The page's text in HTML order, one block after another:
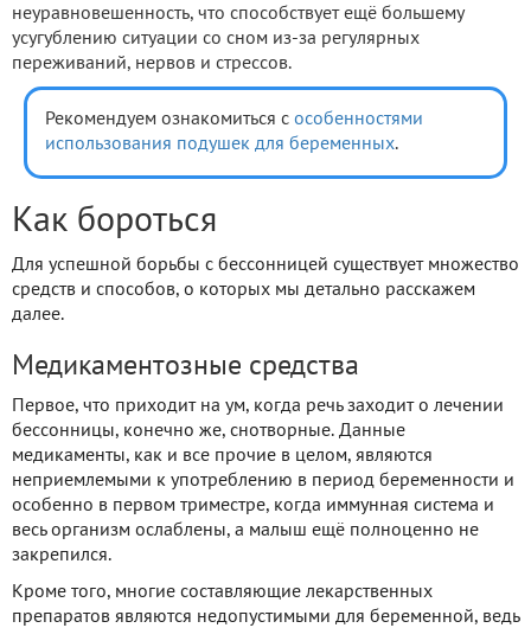
неуравновешенность, что способствует ещё большему
усугублению ситуации со сном из-за регулярных
переживаний, нервов и стрессов.
Рекомендуем ознакомиться с особенностями
использования подушек для беременных.
Как бороться
Для успешной борьбы с бессонницей существует множество
средств и способов, о которых мы детально расскажем
далее.
Медикаментозные средства
Первое, что приходит на ум, когда речь заходит о лечении
бессонницы, конечно же, снотворные. Данные
медикаменты, как и все прочие в целом, являются
неприемлемыми к употреблению в период беременности и
особенно в первом триместре, когда иммунная система и
весь организм ослаблены, а малыш ещё полноценно не
закрепился.
Кроме того, многие составляющие лекарственных
препаратов являются недопустимыми для беременной, ведь